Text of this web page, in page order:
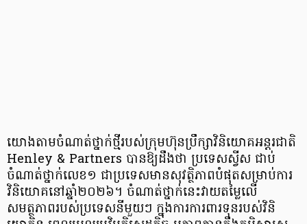
យោងតាមចំណាត់ថ្នាក់ថ្មីរបស់ក្រុមហ៊ុនប្រឹក្សាវិនិយោគអន្តរជាតិ
Henley & Partners បានឱ្យដឹងថា ប្រទេសស្វីស ជាប់
ចំណាត់ថ្នាក់លេខ១ ជាប្រទេសមានសុវត្ថិភាពបំផុតសម្រាប់ការ
វិនិយោគនៅឆ្នាំ២០២៦។ ចំណាត់ថ្នាក់នេះវាយតម្លៃលើ
សមត្ថភាពរបស់ប្រទេសនីមួយៗ ក្នុងការការពារទុនរបស់វិនិ